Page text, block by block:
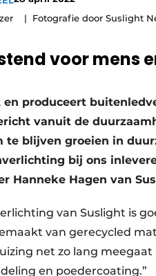
Fotografie door Suslight
voor mens
produceert
vanuit de
te blijven groeien in
bij ons
Hanneke Hagen van
van Suslight is
van gerecycled
net zo lang
en poedercoating.”